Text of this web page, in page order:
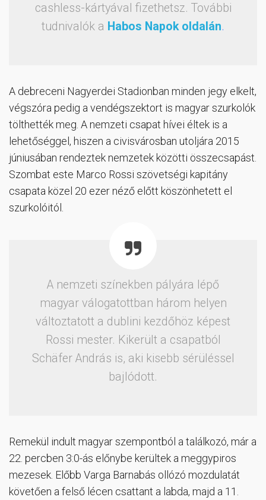
cashless-kártyával fizethetsz. További
tudnivalók a Habos Napok oldalán.
A debreceni Nagyerdei Stadionban minden jegy elkelt,
végszóra pedig a vendégszektort is magyar szurkolók
tölthették meg. A nemzeti csapat hívei éltek is a
lehetőséggel, hiszen a civisvárosban utoljára 2015
júniusában rendeztek nemzetek közötti összecsapást.
Szombat este Marco Rossi szövetségi kapitány
csapata közel 20 ezer néző előtt köszönhetett el
szurkolóitól.
A nemzeti színekben pályára lépő
magyar válogatottban három helyen
változtatott a dublini kezdőhöz képest
Rossi mester. Kikerült a csapatból
Schäfer András is, aki kisebb sérüléssel
bajlódott.
Remekül indult magyar szempontból a találkozó, már a
22. percben 3:0-ás előnybe kerültek a meggypiros
mezesek. Előbb Varga Barnabás ollózó mozdulatát
követően a felső lécen csattant a labda, majd a 11.